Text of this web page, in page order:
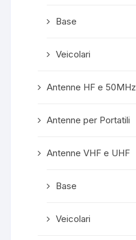
Base
Veicolari
Antenne HF e 50MHz
Antenne per Portatili
Antenne VHF e UHF
Base
Veicolari